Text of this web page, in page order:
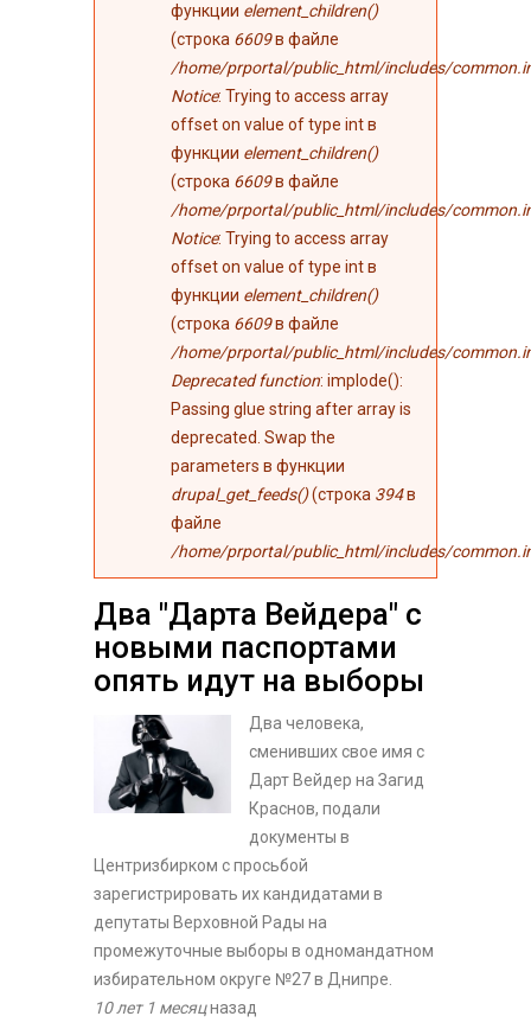
функции element_children()
(строка 6609в файле
/home/prportal/public_html/includes/
Notice: Trying to access array
offset on value of type int в
функции element_children()
(строка 6609в файле
/home/prportal/public_html/includes/
Notice: Trying to access array
offset on value of type int в
функции element_children()
(строка 6609в файле
/home/prportal/public_html/includes/
Deprecated function: implode():
Passing glue string after array is
deprecated. Swap the
parameters в функции
drupal_get_feeds()(строка 394в
файле
/home/prportal/public_html/includes/
Два "Дарта Вейдера" с
новыми паспортами
опять идут на выборы
Два человека,
сменивших свое имя с
Дарт Вейдер на Загид
Краснов, подали
документы в
Центризбирком с просьбой
зарегистрировать их кандидатами в
депутаты Верховной Рады на
промежуточные выборы в одномандатном
избирательном округе №27 в Днипре.
10 лет 1 месяцназад